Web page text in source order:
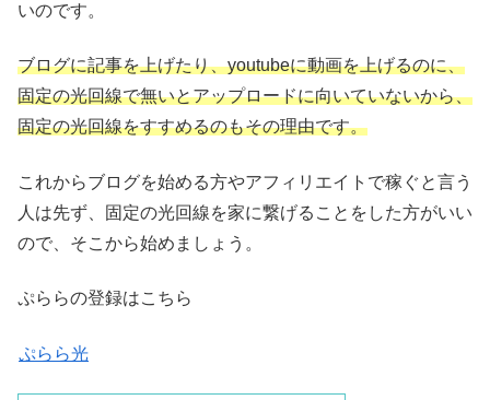
いのです。
ブログに記事を上げたり、youtubeに動画を上げるのに、
固定の光回線で無いとアップロードに向いていないから、
固定の光回線をすすめるのもその理由です。
これからブログを始める方やアフィリエイトで稼ぐと言う
人は先ず、固定の光回線を家に繋げることをした方がいい
ので、そこから始めましょう。
ぷららの登録はこちら
ぷらら光